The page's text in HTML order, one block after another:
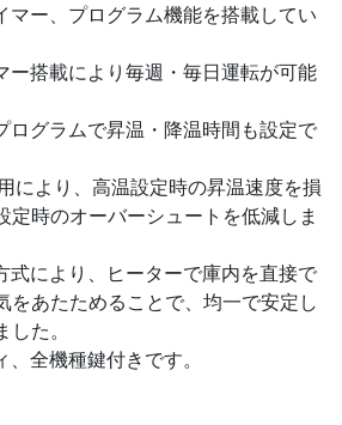
ー、プログラム機能を搭載してい
搭載により毎週・毎日運転が可能
グラムで昇温・降温時間も設定で
により、高温設定時の昇温速度を損
定時のオーバーシュートを低減しま
により、ヒーターで庫内を直接で
をあたためることで、均一で安定し
た。
全機種鍵付きです。